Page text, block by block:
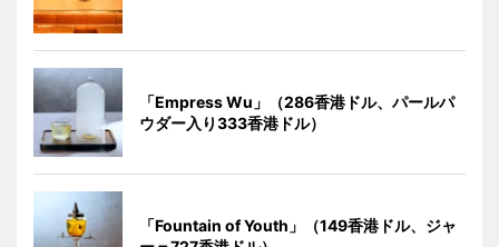
「Empress Wu」（286香港ドル、パールパ
ウダー入り333香港ドル）
「Fountain of Youth」（149香港ドル、ジャ